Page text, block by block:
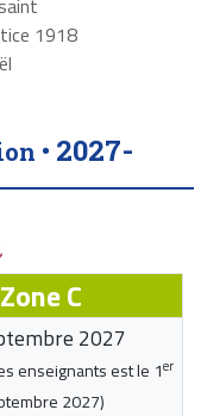
1918
• 2027-
Zone C
2027
enseignants est le 1er
2027)